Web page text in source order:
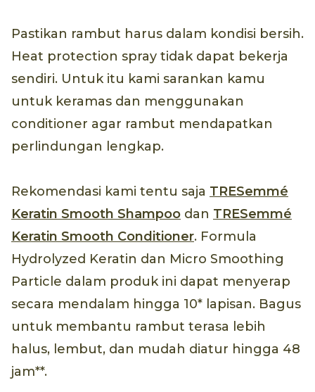
Pastikan rambut harus dalam kondisi bersih.
Heat protection spray tidak dapat bekerja
sendiri. Untuk itu kami sarankan kamu
untuk keramas dan menggunakan
conditioner agar rambut mendapatkan
perlindungan lengkap.
Rekomendasi kami tentu saja TRESemmé
Keratin Smooth Shampoo dan TRESemmé
Keratin Smooth Conditioner. Formula
Hydrolyzed Keratin dan Micro Smoothing
Particle dalam produk ini dapat menyerap
secara mendalam hingga 10* lapisan. Bagus
untuk membantu rambut terasa lebih
halus, lembut, dan mudah diatur hingga 48
jam**.